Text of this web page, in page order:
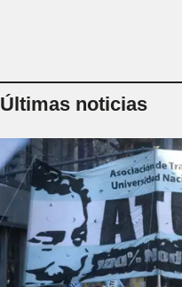
Últimas noticias